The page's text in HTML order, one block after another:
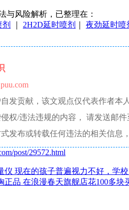
与风险解析，已整理在：
2H2D延时喷剂 夜劲延时喷
发贡献，该文观点仅代表作者
权/违法违规的内容， 请发送邮
发布或转载任何违法的相关信息
post/29572.html
仪 现在的孩子普遍视力不好，学
正品 在浪漫春天旗舰店花100多块